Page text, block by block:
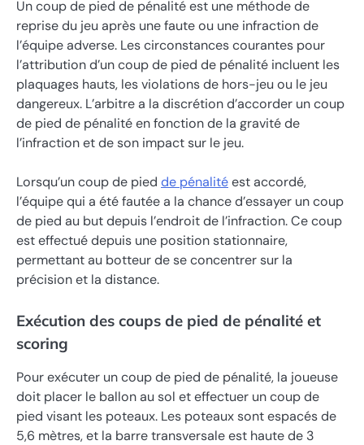
Un coup de pied de pénalité est une méthode de
reprise du jeu après une faute ou une infraction de
l’équipe adverse. Les circonstances courantes pour
l’attribution d’un coup de pied de pénalité incluent les
plaquages hauts, les violations de hors-jeu ou le jeu
dangereux. L’arbitre a la discrétion d’accorder un coup
de pied de pénalité en fonction de la gravité de
l’infraction et de son impact sur le jeu.
Lorsqu’un coup de pied de pénalitéest accordé,
l’équipe qui a été fautée a la chance d’essayer un coup
de pied au but depuis l’endroit de l’infraction. Ce coup
est effectué depuis une position stationnaire,
permettant au botteur de se concentrer sur la
précision et la distance.
Exécution des coups de pied de pénalité et
scoring
Pour exécuter un coup de pied de pénalité, la joueuse
doit placer le ballon au sol et effectuer un coup de
pied visant les poteaux. Les poteaux sont espacés de
5,6 mètres, et la barre transversale est haute de 3